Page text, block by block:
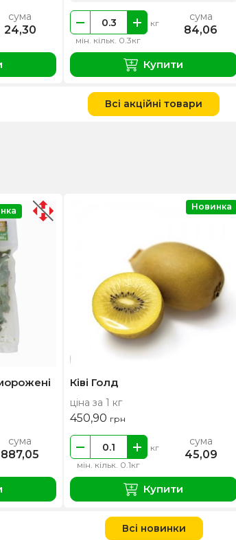
сума
24,30
мін. кільк. 0.3кг
кг сума
84,06
Купити
Всі акційні товари
сума
887,05
Ківі Голд
ціна за 1 кг
450,90 грн
мін. кільк. 0.1кг
кг сума
45,09
Купити
Новинка
Всі новинки